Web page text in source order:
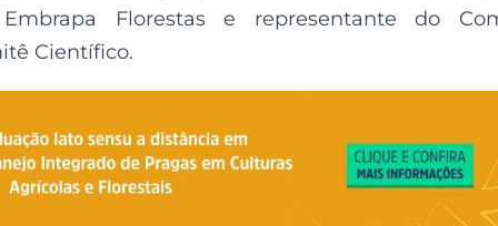
Florestas e representante do
Científico.